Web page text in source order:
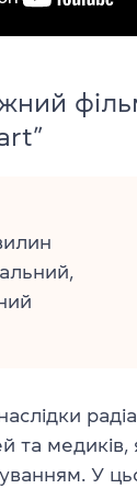
та медиків,
У